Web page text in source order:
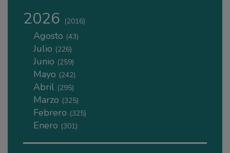
2026 (2016)
Agosto (43)
Julio (226)
Junio (259)
Mayo (242)
Abril (295)
Marzo (325)
Febrero (325)
Enero (301)